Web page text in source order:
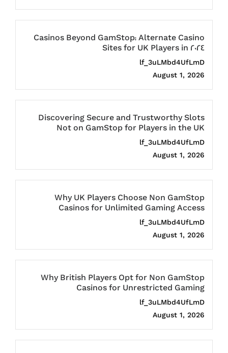
Casinos Beyond GamStop: Alternate Casino
Sites for UK Players in 2024
lf_3uLMbd4UfLmD
August 1, 2026
Discovering Secure and Trustworthy Slots
Not on GamStop for Players in the UK
lf_3uLMbd4UfLmD
August 1, 2026
Why UK Players Choose Non GamStop
Casinos for Unlimited Gaming Access
lf_3uLMbd4UfLmD
August 1, 2026
Why British Players Opt for Non GamStop
Casinos for Unrestricted Gaming
lf_3uLMbd4UfLmD
August 1, 2026